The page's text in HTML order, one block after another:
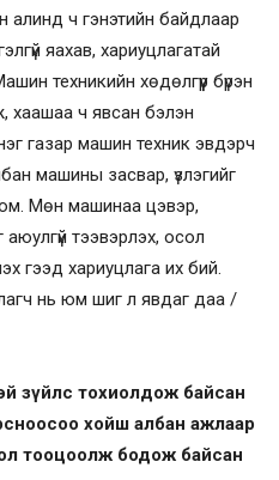
ч гэнэтийн байдлаар
яахав, хариуцлагатай
техникийн хөдөлгүүр бүрэн
хаашаа ч явсан бэлэн
газар машин техник эвдэрч
машины засвар, үзлэгийг
Мөн машинаа цэвэр,
тээвэрлэх, осол
гээд хариуцлага их бий.
нь юм шиг л явдаг даа /
зүйлс тохиолдож байсан
хойш албан ажлаар
тооцоолж бодож байсан